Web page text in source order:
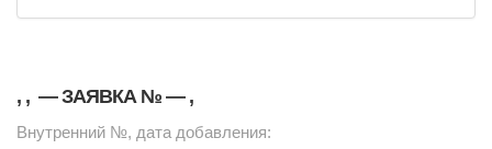
, , — ЗАЯВКА № — ,
Внутренний №, дата добавления: